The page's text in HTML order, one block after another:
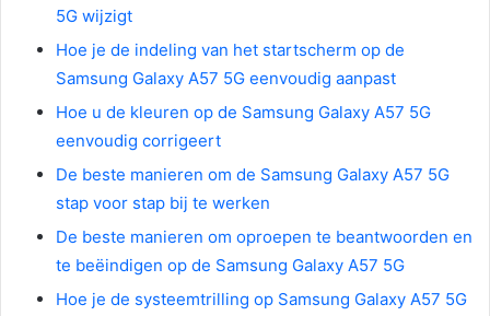
5G wijzigt
Hoe je de indeling van het startscherm op de
Samsung Galaxy A57 5G eenvoudig aanpast
Hoe u de kleuren op de Samsung Galaxy A57 5G
eenvoudig corrigeert
De beste manieren om de Samsung Galaxy A57 5G
stap voor stap bij te werken
De beste manieren om oproepen te beantwoorden en
te beëindigen op de Samsung Galaxy A57 5G
Hoe je de systeemtrilling op Samsung Galaxy A57 5G